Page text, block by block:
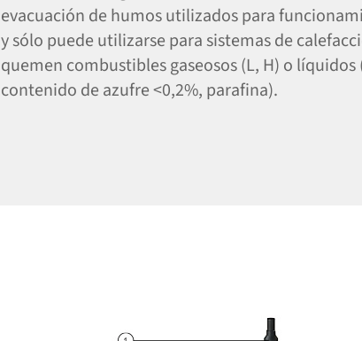
evacuación de humos utilizados para
y sólo puede utilizarse para sistemas de
quemen combustibles gaseosos (L, H) o líquidos
contenido de azufre <0,2%, parafina).